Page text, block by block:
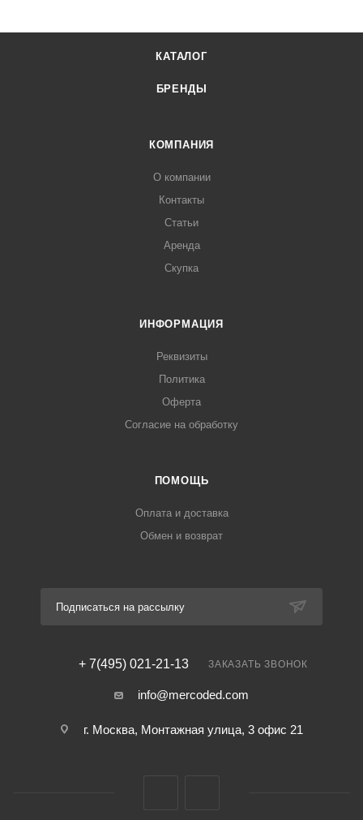
КАТАЛОГ
БРЕНДЫ
КОМПАНИЯ
О компании
Контакты
Статьи
Аренда
Скупка
ИНФОРМАЦИЯ
Реквизиты
Политика
Оферта
Согласие на обработку
ПОМОЩЬ
Оплата и доставка
Обмен и возврат
Подписаться на рассылку
+ 7(495) 021-21-13 ЗАКАЗАТЬ ЗВОНОК
info@mercoded.com
г. Москва, Монтажная улица, 3 офис 21